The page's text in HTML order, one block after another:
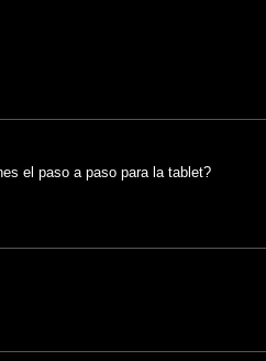
el paso a paso para la tablet?